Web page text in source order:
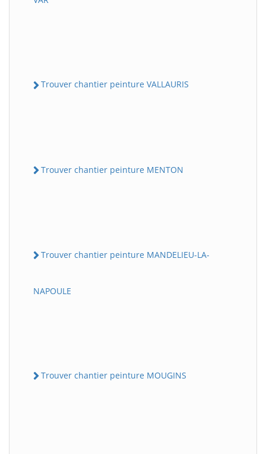
Trouver chantier peinture VALLAURIS
Trouver chantier peinture MENTON
Trouver chantier peinture MANDELIEU-LA-
NAPOULE
Trouver chantier peinture MOUGINS